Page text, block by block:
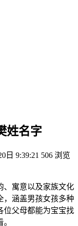
姓名字
日 9:39:21 506 浏览
、寓意以及家族文化
，涵盖男孩女孩多种
位父母都能为宝宝找